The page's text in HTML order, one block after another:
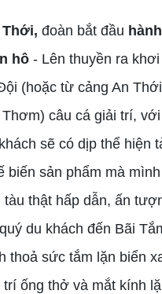
đoàn bắt đầu
hô - Lên thuyền ra
(hoặc từ cảng An
Thơm) câu cá giải trí,
sẽ có dịp thể hiện
biến sản phẩm mà
tàu thật hấp dẫn, ấn
du khách đến Bãi
thoả sức tắm lặn biển
trí ống thở và mắt kính